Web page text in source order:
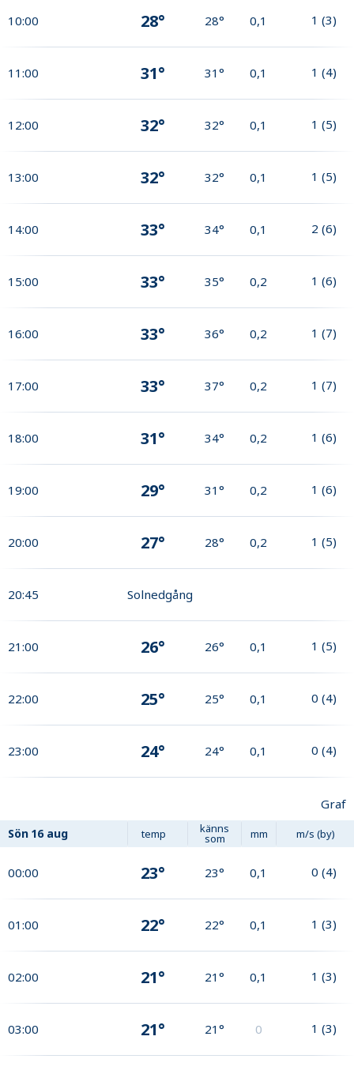
10:00 28° 28° 0,1 1 (3)
11:00 31° 31° 0,1 1 (4)
12:00 32° 32° 0,1 1 (5)
13:00 32° 32° 0,1 1 (5)
14:00 33° 34° 0,1 2 (6)
15:00 33° 35° 0,2 1 (6)
16:00 33° 36° 0,2 1 (7)
17:00 33° 37° 0,2 1 (7)
18:00 31° 34° 0,2 1 (6)
19:00 29° 31° 0,2 1 (6)
20:00 27° 28° 0,2 1 (5)
20:45 Solnedgång
21:00 26° 26° 0,1 1 (5)
22:00 25° 25° 0,1 0 (4)
23:00 24° 24° 0,1 0 (4)
Graf
Sön 16 aug temp känns
som mm m/s (by)
00:00 23° 23° 0,1 0 (4)
01:00 22° 22° 0,1 1 (3)
02:00 21° 21° 0,1 1 (3)
03:00 21° 21° 0 1 (3)